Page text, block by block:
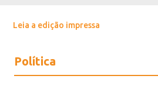
Leia a edição impressa
Política